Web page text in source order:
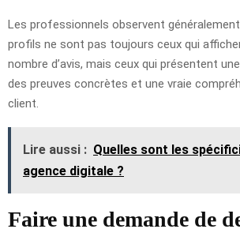
Les professionnels observent
profils ne sont pas toujours ceux qui
nombre d’avis, mais ceux qui présentent
des preuves concrètes et une vraie
client.
Lire aussi : Quelles sont les
agence digitale ?
Faire une demande de